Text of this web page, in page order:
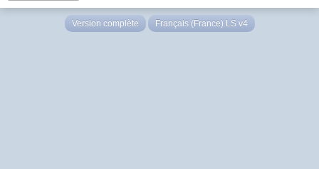
Version complète Français (France) LS v4